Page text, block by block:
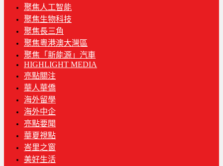
聚焦人工智能
聚焦生物科技
聚焦長三角
聚焦粵港澳大灣區
聚焦「新能源」汽車
HIGHLIGHT MEDIA
亮點關注
華人華僑
海外留學
海外中企
亮點要聞
華夏視點
峇里之窗
美好生活